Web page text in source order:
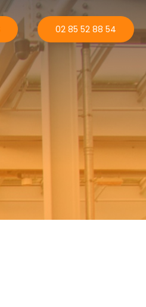
02 85 52 88 54